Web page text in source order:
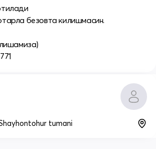
безовта килишмасин.
tumani